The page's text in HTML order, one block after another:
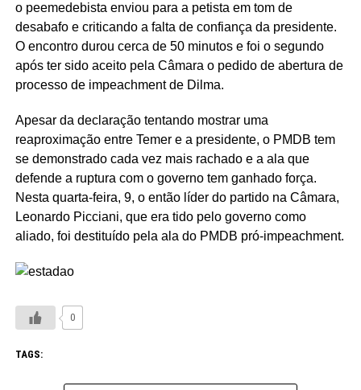
o peemedebista enviou para a petista em tom de
desabafo e criticando a falta de confiança da presidente.
O encontro durou cerca de 50 minutos e foi o segundo
após ter sido aceito pela Câmara o pedido de abertura de
processo de impeachment de Dilma.
Apesar da declaração tentando mostrar uma
reaproximação entre Temer e a presidente, o PMDB tem
se demonstrado cada vez mais rachado e a ala que
defende a ruptura com o governo tem ganhado força.
Nesta quarta-feira, 9, o então líder do partido na Câmara,
Leonardo Picciani, que era tido pelo governo como
aliado, foi destituído pela ala do PMDB pró-impeachment.
0
TAGS: